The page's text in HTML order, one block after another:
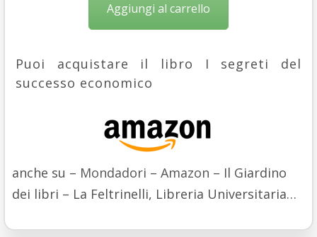
Aggiungi al carrello
Puoi acquistare il libro I segreti del
successo economico
anche su – Mondadori – Amazon – Il Giardino
dei libri – La Feltrinelli, Libreria Universitaria…